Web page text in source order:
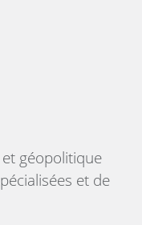
géopolitique
et de